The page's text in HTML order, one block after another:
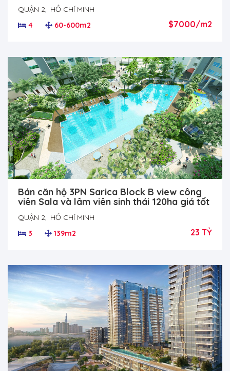
QUẬN 2
HỒ CHÍ MINH
4
60-600m2 $7000/m2
Bán căn hộ 3PN Sarica Block B view công
viên Sala và lâm viên sinh thái 120ha giá tốt
QUẬN 2, HỒ CHÍ MINH
3
139m2 23 TỶ